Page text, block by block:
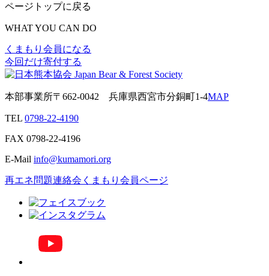
ページトップに戻る
WHAT YOU CAN DO
くまもり会員になる
今回だけ寄付する
本部事業所〒662-0042 兵庫県西宮市分銅町1-4MAP
TEL 0798-22-4190
FAX 0798-22-4196
E-Mail info@kumamori.org
再エネ問題連絡会 くまもり会員ページ